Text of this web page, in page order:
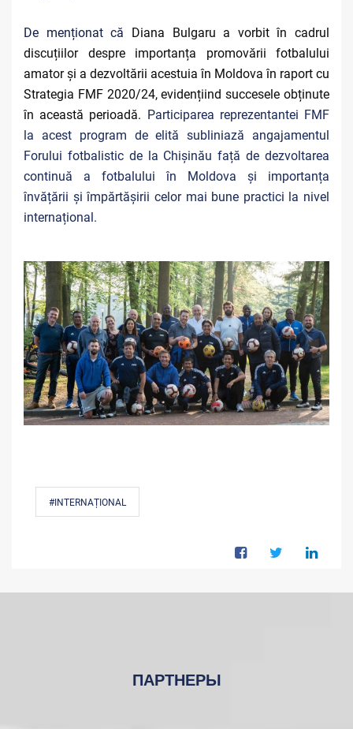
De menționat că Diana Bulgaru a vorbit în cadrul
discuțiilor despre importanța promovării fotbalului
amator și a dezvoltării acestuia în Moldova în raport cu
Strategia FMF 2020/24, evidențiind succesele obținute
în această perioadă. Participarea reprezentantei FMF
la acest program de elită subliniază angajamentul
Forului fotbalistic de la Chișinău față de dezvoltarea
continuă a fotbalului în Moldova și importanța
învățării și împărtășirii celor mai bune practici la nivel
internațional.
#INTERNAȚIONAL
ПАРТНЕРЫ